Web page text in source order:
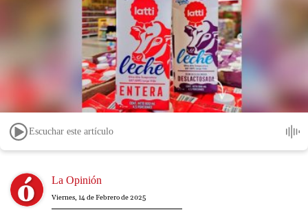
Escuchar este artículo
Image La Opinión
Viernes, 14 de Febrero de 2025